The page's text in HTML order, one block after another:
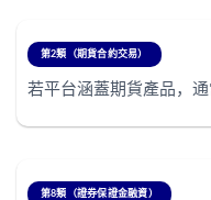
第2類（期貨合約交易）
若平台涵蓋期貨產品，
第8類（證券保證金融資）